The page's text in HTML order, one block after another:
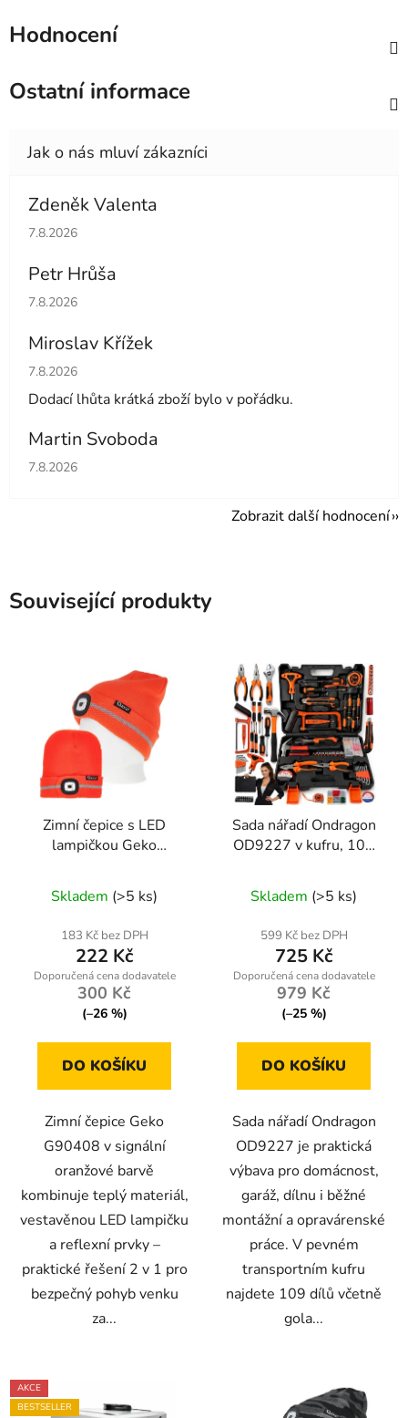
Hodnocení
Ostatní informace
Zdeněk Valenta
Hodnocení obchodu je 5 z 5 hvězdiček.
7.8.2026
Petr Hrůša
Hodnocení obchodu je 5 z 5 hvězdiček.
7.8.2026
Miroslav Křížek
Hodnocení obchodu je 5 z 5 hvězdiček.
7.8.2026
Dodací lhůta krátká zboží bylo v pořádku.
Martin Svoboda
Hodnocení obchodu je 5 z 5 hvězdiček.
7.8.2026
Zobrazit další hodnocení
Související produkty
Zimní čepice s LED
lampičkou Geko
reflexními prvky pro
maximální viditelnost
Skladem (>5 ks)
183 Kč bez DPH
222 Kč
300 Kč
(–26 %)
DO KOŠÍKU
Zimní čepice Geko
G90408 v signální
oranžové barvě
kombinuje teplý materiál,
vestavěnou LED lampičku
a reflexní prvky –
praktické řešení 2 v 1 pro
bezpečný pohyb venku
za...
Sada nářadí Ondragon
OD9227 v kufru, 109
kleště a příslušenství
Skladem (>5 ks)
599 Kč bez DPH
725 Kč
979 Kč
(–25 %)
DO KOŠÍKU
Sada nářadí Ondragon
OD9227 je praktická
výbava pro domácnost,
garáž, dílnu i běžné
montážní a opravárenské
práce. V pevném
transportním kufru
najdete 109 dílů včetně
gola...
AKCE
BESTSELLER